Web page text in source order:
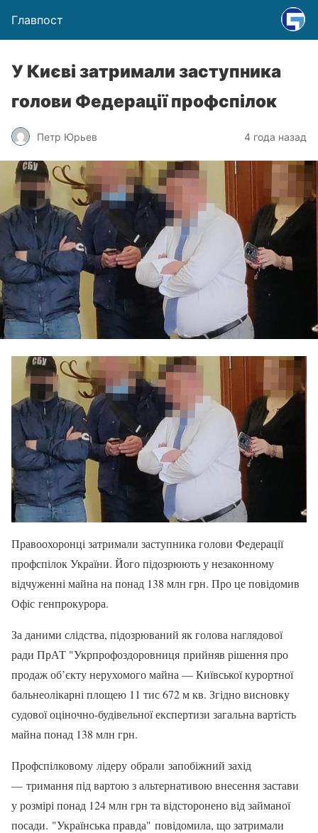
Главпост
У Києві затримали заступника
голови Федерації профспілок
Петр Юрьев 4 года назад
Правоохоронці затримали заступника голови Федерації
профспілок України. Його підозрюють у незаконному
відчуженні майна на понад 138 млн грн. Про це повідомив
Офіс генпрокурора.
За даними слідства, підозрюваний як голова наглядової
ради ПрАТ "Укрпрофоздоровниця прийняв рішення про
продаж об’єкту нерухомого майна — Київської курортної
бальнеолікарні площею 11 тис 672 м кв. Згідно висновку
судової оціночно-будівельної експертизи загальна вартість
майна понад 138 млн грн.
Профспілковому лідеру обрали запобіжний захід
— тримання під вартою з альтернативою внесення застави
у розмірі понад 124 млн грн та відсторонено від займаної
посади. "Українська правда" повідомила, що затримали